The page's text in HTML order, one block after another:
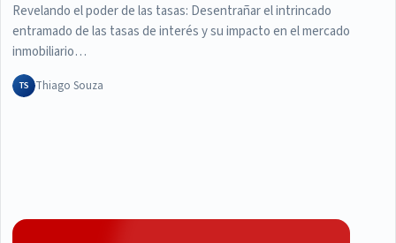
Revelando el poder de las tasas: Desentrañar el intrincado
entramado de las tasas de interés y su impacto en el mercado
inmobiliario…
TS Thiago Souza